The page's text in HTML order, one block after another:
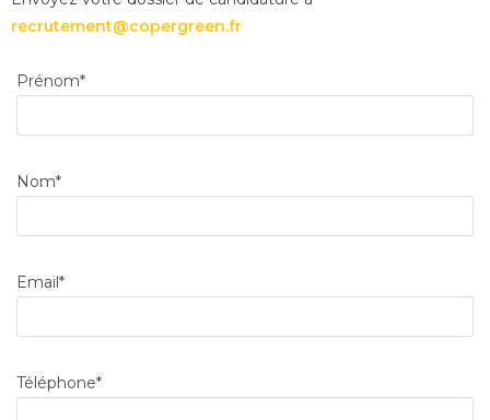
recrutement@copergreen.fr
Prénom*
Nom*
Email*
Téléphone*